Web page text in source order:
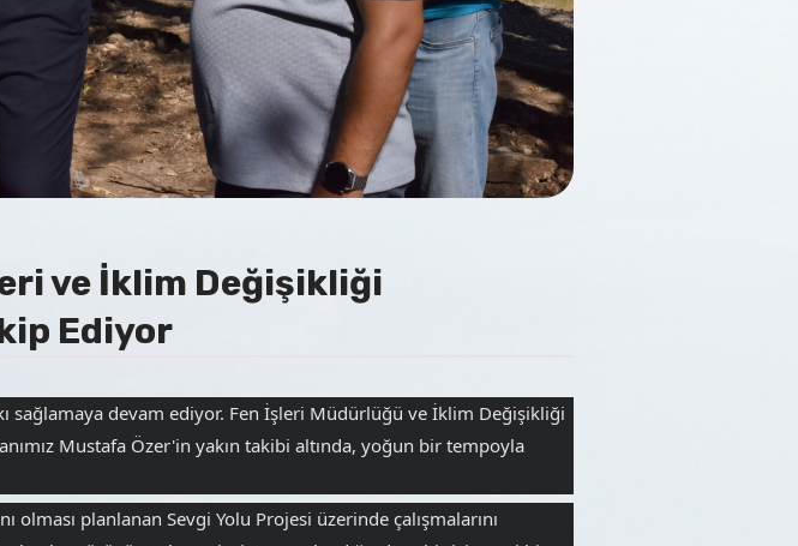
ve İklim Değişikliği
Ediyor
devam ediyor. Fen İşleri Müdürlüğü ve İklim Değişikliği
Mustafa Özer'in yakın takibi altında, yoğun bir tempoyla
olması planlanan Sevgi Yolu Projesi üzerinde çalışmalarını